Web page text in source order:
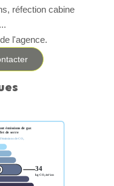
réfection cabine
l'agence.